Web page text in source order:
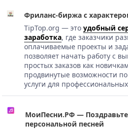
Фриланс-биржа с
TipTop.org — это удобный
заработка, где заказчики
оплачиваемые проекты и
позволяет начать работу с
простых заказов как
продвинутые возможности
услуги для
МоиПесни.РФ —
персональной песней